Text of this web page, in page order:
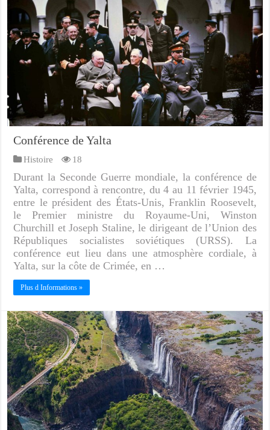
Conférence de Yalta
Histoire 18
Durant la Seconde Guerre mondiale, la conférence de
Yalta, correspond à rencontre, du 4 au 11 février 1945,
entre le président des États-Unis, Franklin Roosevelt,
le Premier ministre du Royaume-Uni, Winston
Churchill et Joseph Staline, le dirigeant de l’Union des
Républiques socialistes soviétiques (URSS). La
conférence eut lieu dans une atmosphère cordiale, à
Yalta, sur la côte de Crimée, en …
Plus d Informations »